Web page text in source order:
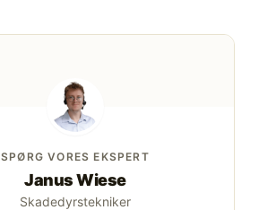
SPØRG VORES EKSPERT
Janus Wiese
Skadedyrstekniker